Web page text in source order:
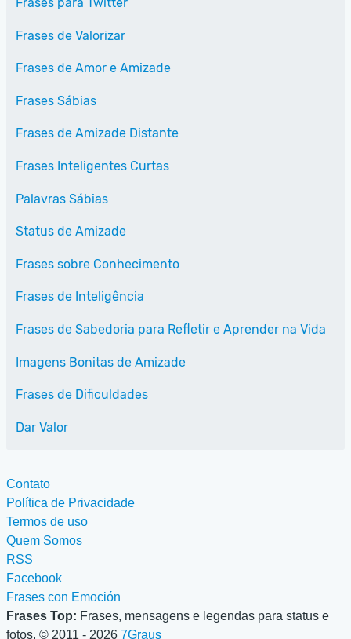
Frases de Valorizar
Frases de Amor e Amizade
Frases Sábias
Frases de Amizade Distante
Frases Inteligentes Curtas
Palavras Sábias
Status de Amizade
Frases sobre Conhecimento
Frases de Inteligência
Frases de Sabedoria para Refletir e Aprender na Vida
Imagens Bonitas de Amizade
Frases de Dificuldades
Dar Valor
Contato
Política de Privacidade
Termos de uso
Quem Somos
RSS
Facebook
Frases con Emoción
Frases Top: Frases, mensagens e legendas para status e
fotos. © 2011 - 2026 7Graus